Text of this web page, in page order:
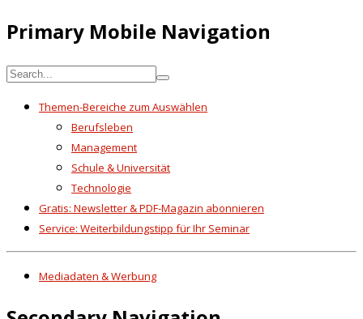
Primary Mobile Navigation
Themen-Bereiche zum Auswählen
Berufsleben
Management
Schule & Universität
Technologie
Gratis: Newsletter & PDF-Magazin abonnieren
Service: Weiterbildungstipp für Ihr Seminar
Mediadaten & Werbung